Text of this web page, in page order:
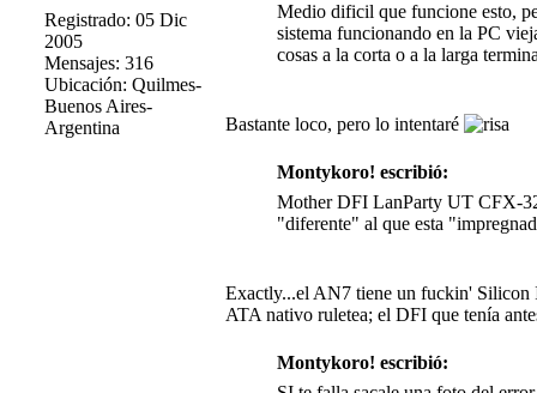
Registrado: 05 Dic
2005
Mensajes: 316
Ubicación: Quilmes-
Buenos Aires-
Argentina
Medio dificil que funcione esto,
sistema funcionando en la PC
cosas a la corta o a la larga
Bastante loco, pero lo intentaré
Montykoro! escribió:
Mother DFI LanParty UT CFX-
"diferente" al que esta
Exactly...el AN7 tiene un fuckin' Silicon
ATA nativo ruletea; el DFI que tenía
Montykoro! escribió: